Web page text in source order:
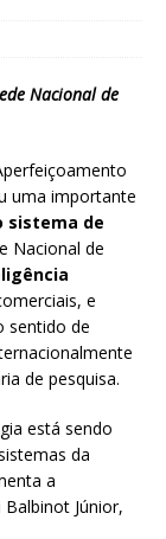
Nacional de
uma importante
sistema de
Nacional de
e
sentido de
de pesquisa.
está sendo
da
a
Júnior,